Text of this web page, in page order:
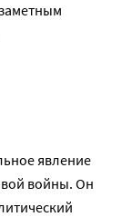
явление
войны. Он